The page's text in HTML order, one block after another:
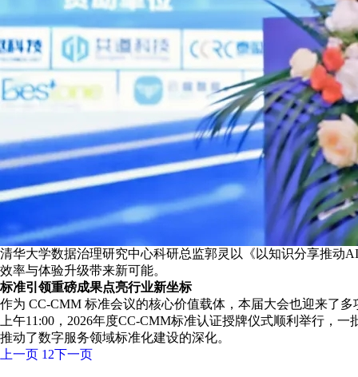
清华大学数据治理研究中心科研总监郭灵以《以知识分享推动
效率与体验升级带来新可能。
标准引领重磅成果点亮行业新坐标
作为 CC-CMM 标准会议的核心价值载体，本届大会也迎来了
上午11:00，2026年度CC-CMM标准认证授牌仪式顺利举行，
推动了数字服务领域标准化建设的深化。
上一页 1 2下一页